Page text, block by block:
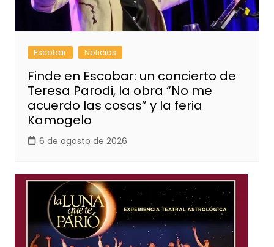
Escobar Noticias
Finde en Escobar: un concierto de
Teresa Parodi, la obra “No me
acuerdo las cosas” y la feria
Kamogelo
6 de agosto de 2026